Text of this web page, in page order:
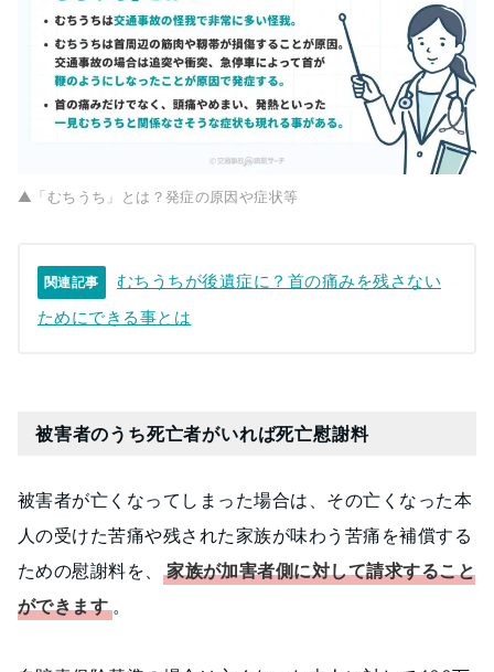
▲「むちうち」とは？発症の原因や症状等
関連記事
むちうちが後遺症に？首の痛みを残さない
ためにできる事とは
被害者のうち死亡者がいれば死亡慰謝料
被害者が亡くなってしまった場合は、その亡くなった本
人の受けた苦痛や残された家族が味わう苦痛を補償する
ための慰謝料を、
家族が加害者側に対して請求すること
ができます。